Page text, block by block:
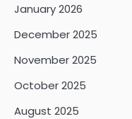
January 2026
December 2025
November 2025
October 2025
August 2025